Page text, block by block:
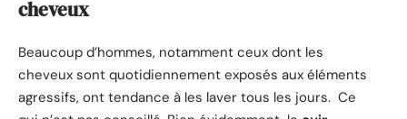
cheveux
Beaucoup d’hommes, notamment ceux dont les
cheveux sont quotidiennement exposés aux éléments
agressifs, ont tendance à les laver tous les jours. Ce